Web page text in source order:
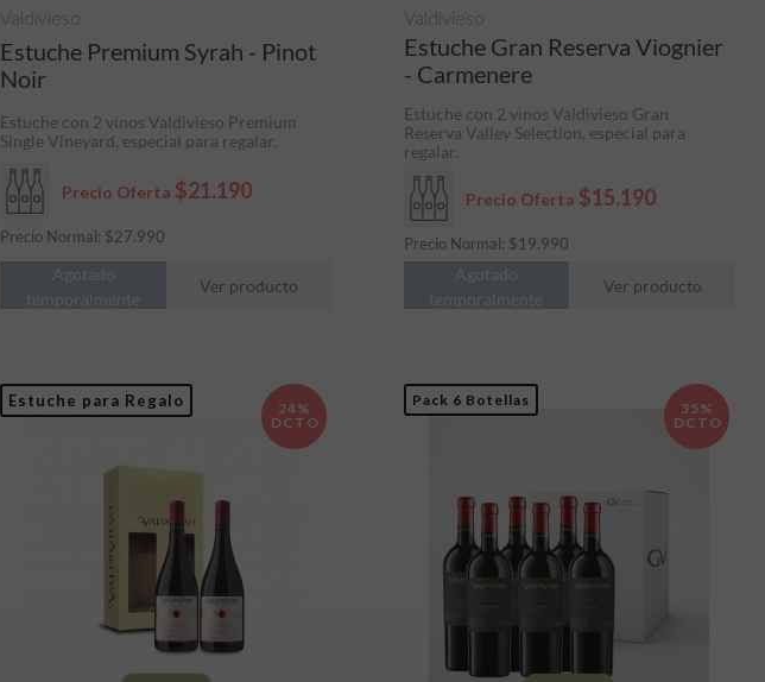
Estuche Premium Syrah - Pinot
Noir
Precio Oferta $21.190
Precio Normal: $27.990
Valdivieso
Estuche con 2 vinos Valdivieso Premium
Single Vineyard, especial para regalar.
Agotado
temporalmente
Ver producto
Estuche Gran Reserva Viognier
- Carmenere
Precio Oferta $15.190
Precio Normal: $19.990
Valdivieso
Estuche con 2 vinos Valdivieso Gran
Reserva Valley Selection, especial para
regalar.
Agotado
temporalmente
Ver producto
Estuche para Regalo
24%
DCTO
Pack 6 Botellas
35%
DCTO